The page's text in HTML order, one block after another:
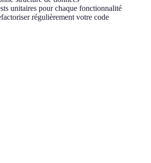
unitaires pour chaque fonctionnalité
régulièrement votre code